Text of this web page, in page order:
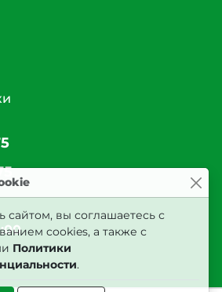
сайтом, вы соглашаетесь с
cookies, а также с
Политики
.